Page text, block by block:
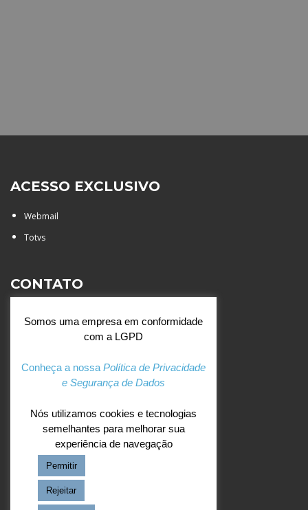
ACESSO EXCLUSIVO
Webmail
Totvs
CONTATO
Santa Catarina - São José do
Rio Preto (SP)
+55 (17) 3354 7000
agostiniano@csj.g12.br
REDES SOCIAIS
Facebook
Instagram
Somos uma empresa em conformidade
com a LGPD
Conheça a nossa Política de Privacidade
e Segurança de Dados
Nós utilizamos cookies e tecnologias
semelhantes para melhorar sua
experiência de navegação
Permitir
Rejeitar